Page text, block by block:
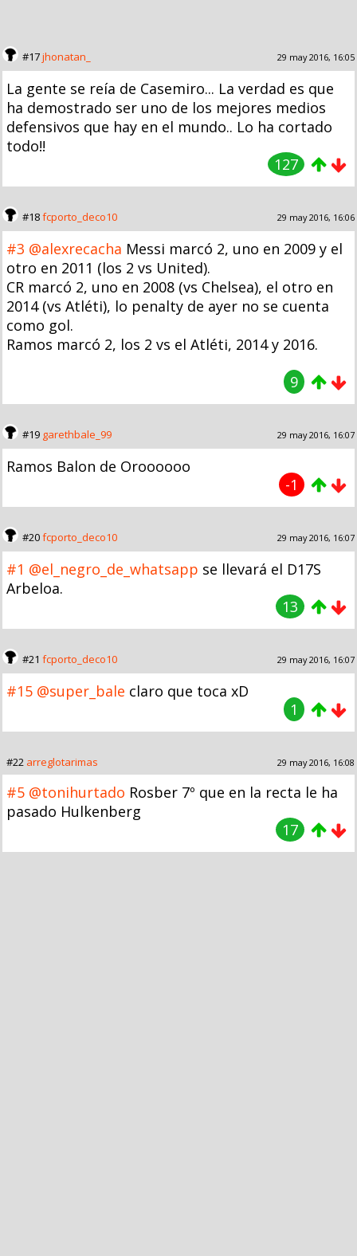
#17jhonatan_ 29 may 2016, 16:05
La gente se reía de Casemiro... La verdad es que
ha demostrado ser uno de los mejores medios
defensivos que hay en el mundo.. Lo ha cortado
todo!!
127
#18fcporto_deco10 29 may 2016, 16:06
#3 @alexrecacha Messi marcó 2, uno en 2009 y el
otro en 2011 (los 2 vs United).
CR marcó 2, uno en 2008 (vs Chelsea), el otro en
2014 (vs Atléti), lo penalty de ayer no se cuenta
como gol.
Ramos marcó 2, los 2 vs el Atléti, 2014 y 2016.
9
#19 garethbale_99 29 may 2016, 16:07
Ramos Balon de Oroooooo
-1
#20fcporto_deco10 29 may 2016, 16:07
#1 @el_negro_de_whatsapp se llevará el D17S
Arbeloa.
13
#21 fcporto_deco10 29 may 2016, 16:07
#15 @super_bale claro que toca xD
1
#22 arreglotarimas 29 may 2016, 16:08
#5 @tonihurtado Rosber 7º que en la recta le ha
pasado Hulkenberg
17